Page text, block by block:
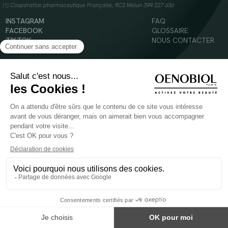
(1) Coopération pharmaceutique Française, RCS Melun 399 227 636
INSTAGRAM
FACEBOOK
TIKTOK
YOUTUBE
FAQ
GLOSSAIRE
NOUS CONTACTER
© 2024 Oenobiol Paris
Mentions légales
Politique en matière de cookies
POUR VOTRE SANTÉ, MANGEZ AU MOINS CINQ FRUITS ET LÉGUMES PAR JOUR -
Les complément alimentaires doivent être utilisés dans le cadre d'un mode de vie sain et
ne pas être utilisés comme substituts d'un régimes alimentaire varié et équilibré.